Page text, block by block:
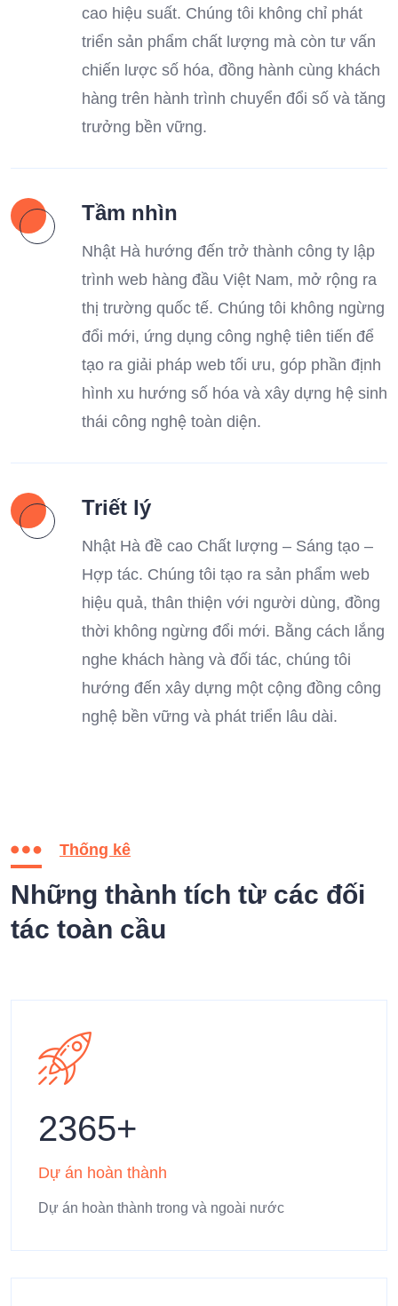
cao hiệu suất. Chúng tôi không chỉ phát
triển sản phẩm chất lượng mà còn tư vấn
chiến lược số hóa, đồng hành cùng khách
hàng trên hành trình chuyển đổi số và tăng
trưởng bền vững.
Tầm nhìn
Nhật Hà hướng đến trở thành công ty lập
trình web hàng đầu Việt Nam, mở rộng ra
thị trường quốc tế. Chúng tôi không ngừng
đổi mới, ứng dụng công nghệ tiên tiến để
tạo ra giải pháp web tối ưu, góp phần định
hình xu hướng số hóa và xây dựng hệ sinh
thái công nghệ toàn diện.
Triết lý
Nhật Hà đề cao Chất lượng – Sáng tạo –
Hợp tác. Chúng tôi tạo ra sản phẩm web
hiệu quả, thân thiện với người dùng, đồng
thời không ngừng đổi mới. Bằng cách lắng
nghe khách hàng và đối tác, chúng tôi
hướng đến xây dựng một cộng đồng công
nghệ bền vững và phát triển lâu dài.
Thống kê
Những thành tích từ các đối
tác toàn cầu
2365
Dự án hoàn thành
Dự án hoàn thành trong và ngoài nước